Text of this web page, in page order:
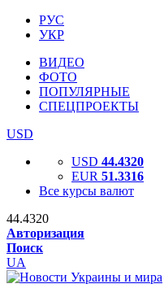
РУС
УКР
ВИДЕО
ФОТО
ПОПУЛЯРНЫЕ
СПЕЦПРОЕКТЫ
USD
USD 44.4320
EUR 51.3316
Все курсы валют
44.4320
Авторизация
Поиск
UA